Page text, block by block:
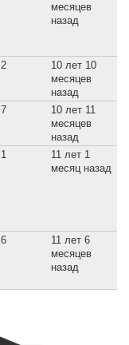
месяцев
назад
2
10 лет 10
месяцев
назад
7
10 лет 11
месяцев
назад
1
11 лет 1
месяц назад
6
11 лет 6
месяцев
назад